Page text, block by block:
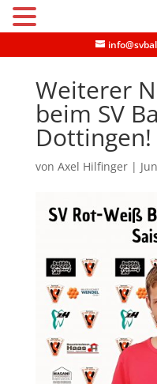
Weiterer
beim SV
Dottingen!
von Axel Hilfinger|